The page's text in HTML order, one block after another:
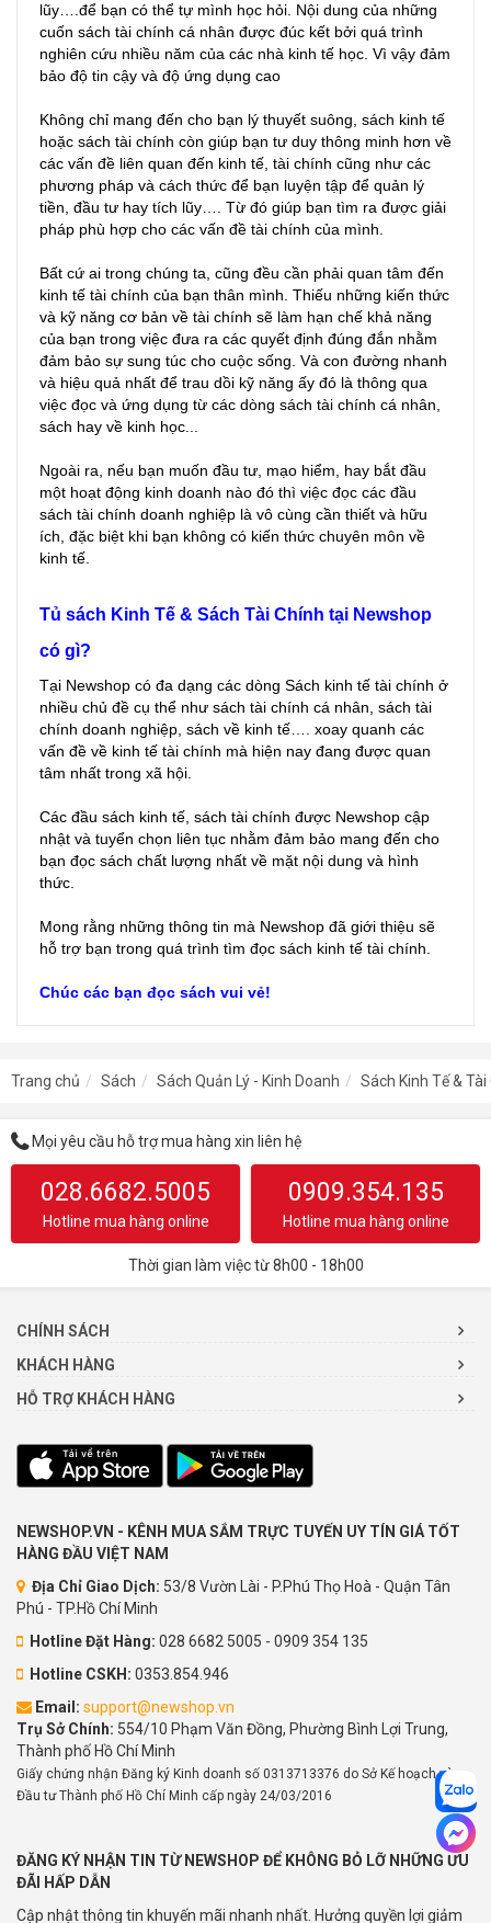
lũy….để bạn có thể tự mình học hỏi. Nội dung của những
cuốn sách tài chính cá nhân được đúc kết bởi quá trình
nghiên cứu nhiều năm của các nhà kinh tế học. Vì vậy đảm
bảo độ tin cậy và độ ứng dụng cao
Không chỉ mang đến cho bạn lý thuyết suông, sách kinh tế
hoặc sách tài chính còn giúp bạn tư duy thông minh hơn về
các vấn đề liên quan đến kinh tế, tài chính cũng như các
phương pháp và cách thức để bạn luyện tập để quản lý
tiền, đầu tư hay tích lũy…. Từ đó giúp bạn tìm ra được giải
pháp phù hợp cho các vấn đề tài chính của mình.
Bất cứ ai trong chúng ta, cũng đều cần phải quan tâm đến
kinh tế tài chính của bạn thân mình. Thiếu những kiến thức
và kỹ năng cơ bản về tài chính sẽ làm hạn chế khả năng
của bạn trong việc đưa ra các quyết định đúng đắn nhằm
đảm bảo sự sung túc cho cuộc sống. Và con đường nhanh
và hiệu quả nhất để trau dồi kỹ năng ấy đó là thông qua
việc đọc và ứng dụng từ các dòng sách tài chính cá nhân,
sách hay về kinh học...
Ngoài ra, nếu bạn muốn đầu tư, mạo hiểm, hay bắt đầu
một hoạt động kinh doanh nào đó thì việc đọc các đầu
sách tài chính doanh nghiệp là vô cùng cần thiết và hữu
ích, đặc biệt khi bạn không có kiến thức chuyên môn về
kinh tế.
Tủ sách Kinh Tế & Sách Tài Chính tại Newshop
có gì?
Tại Newshop có đa dạng các dòng Sách kinh tế tài chính ở
nhiều chủ đề cụ thể như sách tài chính cá nhân, sách tài
chính doanh nghiệp, sách về kinh tế…. xoay quanh các
vấn đề về kinh tế tài chính mà hiện nay đang được quan
tâm nhất trong xã hội.
Các đầu sách kinh tế, sách tài chính được Newshop cập
nhật và tuyển chọn liên tục nhằm đảm bảo mang đến cho
bạn đọc sách chất lượng nhất về mặt nội dung và hình
thức.
Mong rằng những thông tin mà Newshop đã giới thiệu sẽ
hỗ trợ bạn trong quá trình tìm đọc sách kinh tế tài chính.
Chúc các bạn đọc sách vui vẻ!
Trang chủ Sách Sách Quản Lý - Kinh Doanh Sách Kinh Tế & Tài
Mọi yêu cầu hỗ trợ mua hàng xin liên hệ
028.6682.5005
Hotline mua hàng online
0909.354.135
Hotline mua hàng online
Thời gian làm việc từ 8h00 - 18h00
CHÍNH SÁCH
KHÁCH HÀNG
HỖ TRỢ KHÁCH HÀNG
NEWSHOP.VN - KÊNH MUA SẮM TRỰC TUYẾN UY TÍN GIÁ TỐT
HÀNG ĐẦU VIỆT NAM
Địa Chỉ Giao Dịch: 53/8 Vườn Lài - P.Phú Thọ Hoà - Quận Tân
Phú - TP.Hồ Chí Minh
Hotline Đặt Hàng: 028 6682 5005 - 0909 354 135
Hotline CSKH: 0353.854.946
Email: support@newshop.vn
Trụ Sở Chính: 554/10 Phạm Văn Đồng, Phường Bình Lợi Trung,
Thành phố Hồ Chí Minh
Giấy chứng nhận Đăng ký Kinh doanh số 0313713376 do Sở Kế hoạch và
Đầu tư Thành phố Hồ Chí Minh cấp ngày 24/03/2016
ĐĂNG KÝ NHẬN TIN TỪ NEWSHOP ĐỂ KHÔNG BỎ LỠ NHỮNG ƯU
ĐÃI HẤP DẪN
Cập nhật thông tin khuyến mãi nhanh nhất. Hưởng quyền lợi giảm